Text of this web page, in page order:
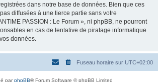
dans notre base de données. Bien que ces
diffusées à une tierce partie sans votre
PASSION : Le Forum », ni phpBB, ne pourront
en cas de tentative de piratage informatique
données.
Fuseau horaire sur UTC+02:00
parphpBB® Forum Software © phpBB Limited